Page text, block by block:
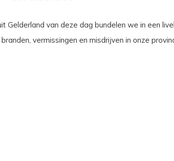
Gelderland van deze dag bundelen we in een
vermissingen en misdrijven in onze